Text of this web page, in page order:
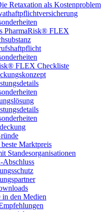
Retaxation als Kostenproblem
PharmaRisk® FLEX
FLEX Checkliste
Marktpreis
Standesorganisationen
den Medien